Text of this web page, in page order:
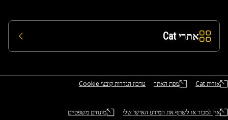
אתרי Cat
אודות Cat מפת האתר עדכון הגדרות קובצי Cookie
אין למכור או לשתף את המידע האישי שלי מונחים משפטיים